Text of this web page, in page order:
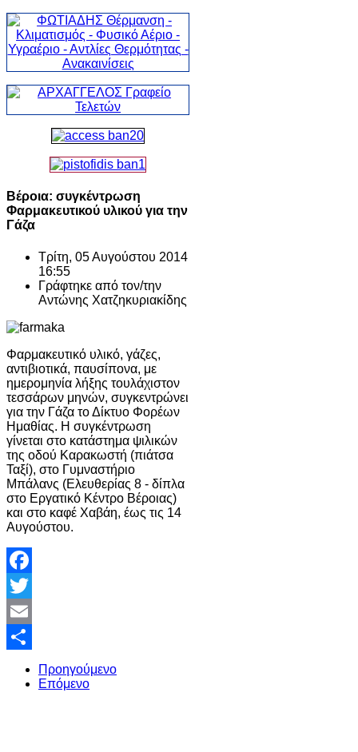
Βέροια: συγκέντρωση
Φαρμακευτικού υλικού για την
Γάζα
Τρίτη, 05 Αυγούστου 2014
16:55
Γράφτηκε από τον/την
Αντώνης Χατζηκυριακίδης
Φαρμακευτικό υλικό, γάζες,
αντιβιοτικά, παυσίπονα, με
ημερομηνία λήξης τουλάχιστον
τεσσάρων μηνών, συγκεντρώνει
για την Γάζα το Δίκτυο Φορέων
Ημαθίας. Η συγκέντρωση
γίνεται στο κατάστημα ψιλικών
της οδού Καρακωστή (πιάτσα
Ταξί), στο Γυμναστήριο
Μπάλανς (Ελευθερίας 8 - δίπλα
στο Εργατικό Κέντρο Βέροιας)
και στο καφέ Χαβάη, έως τις 14
Αυγούστου.
Facebook
Twitter
Email
Share
Προηγούμενο
Επόμενο